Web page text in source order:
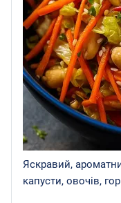
Яскравий,
капусти, овочів,